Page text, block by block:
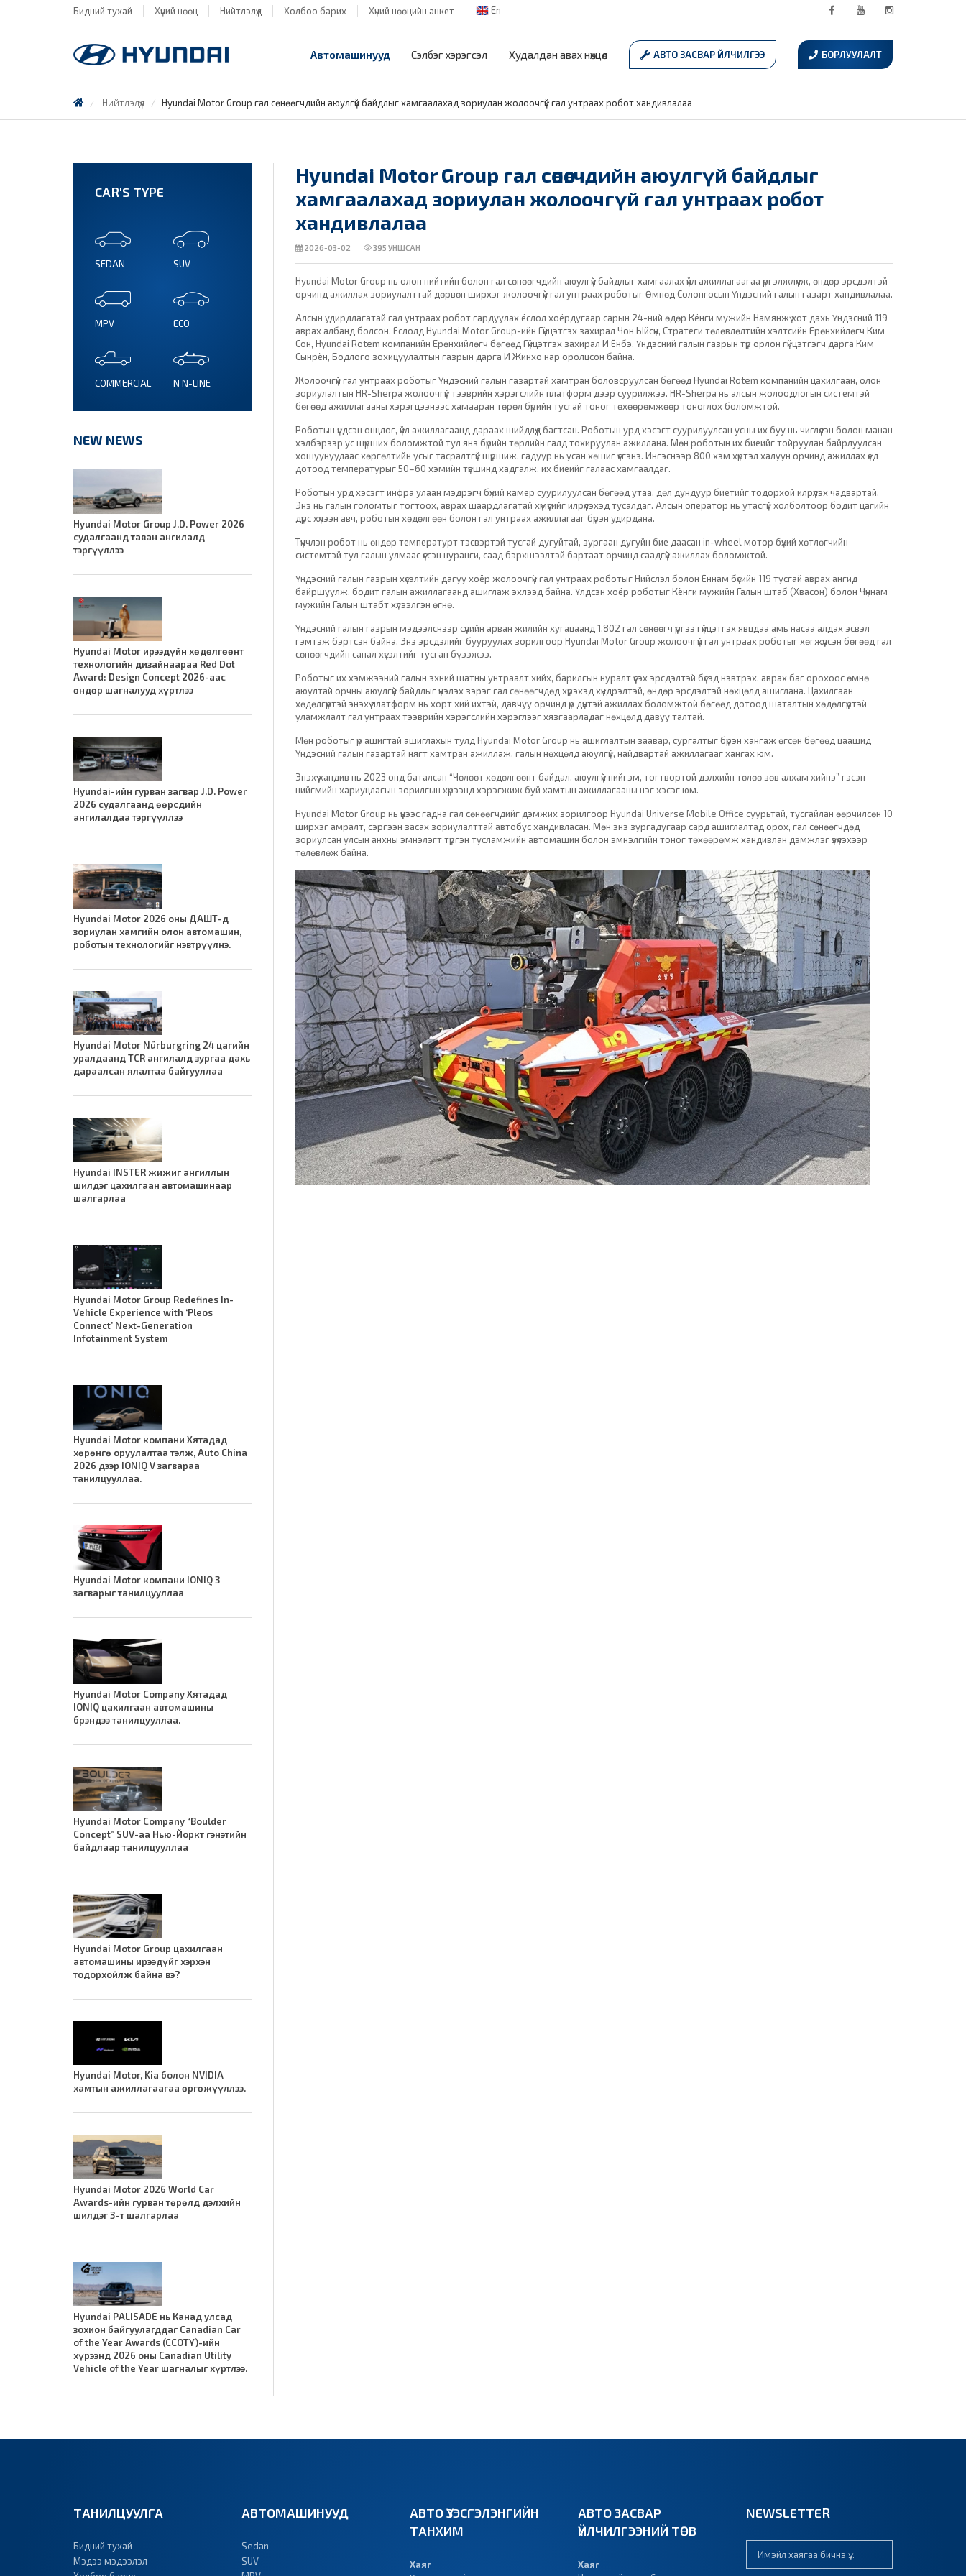
Бидний тухай Хүний нөөц Нийтлэлүүд Холбоо барих Хүний нөөцийн анкет
En
Автомашинууд Сэлбэг хэрэгсэл Худалдан авах нөхцөл АВТО ЗАСВАР ҮЙЛЧИЛГЭЭ БОРЛУУЛАЛТ
Нийтлэлүүд Hyundai Motor Group гал сөнөөгчдийн аюулгүй байдлыг хамгаалахад зориулан жолоочгүй гал унтраах робот хандивлалаа
Hyundai Motor Group гал сөнөөгчдийн аюулгүй байдлыг
хамгаалахад зориулан жолоочгүй гал унтраах робот
хандивлалаа
2026-03-02 395 УНШСАН
Hyundai Motor Group нь олон нийтийн болон гал сөнөөгчдийн аюулгүй байдлыг хамгаалах үйл ажиллагаагаа үргэлжлүүлж, өндөр эрсдэлтэй
орчинд ажиллах зориулалттай дөрвөн ширхэг жолоочгүй гал унтраах роботыг Өмнөд Солонгосын Үндэсний галын газарт хандивлалаа.
Алсын удирдлагатай гал унтраах робот гардуулах ёслол хоёрдугаар сарын 24-ний өдөр Кёнги мужийн Намянжү хот дахь Үндэсний 119
аврах албанд болсон. Ёслолд Hyundai Motor Group-ийн Гүйцэтгэх захирал Чон Ыйсүн, Стратеги төлөвлөлтийн хэлтсийн Ерөнхийлөгч Ким
Сон, Hyundai Rotem компанийн Ерөнхийлөгч бөгөөд Гүйцэтгэх захирал И Ёнбэ, Үндэсний галын газрын түр орлон гүйцэтгэгч дарга Ким
Сынрён, Бодлого зохицуулалтын газрын дарга И Жинхо нар оролцсон байна.
Жолоочгүй гал унтраах роботыг Үндэсний галын газартай хамтран боловсруулсан бөгөөд Hyundai Rotem компанийн цахилгаан, олон
зориулалтын HR-Sherpa жолоочгүй тээврийн хэрэгслийн платформ дээр суурилжээ. HR-Sherpa нь алсын жолоодлогын системтэй
бөгөөд ажиллагааны хэрэгцээнээс хамааран төрөл бүрийн тусгай тоног төхөөрөмжөөр тоноглох боломжтой.
Роботын үндсэн онцлог, үйл ажиллагаанд дараах шийдлүүд багтсан. Роботын урд хэсэгт суурилуулсан усны их буу нь чиглүүлэн болон манан
хэлбэрээр ус шүрших боломжтой тул янз бүрийн төрлийн галд тохируулан ажиллана. Мөн роботын их биеийг тойруулан байрлуулсан
хошуунуудаас хөргөлтийн усыг тасралтгүй шүршиж, гадуур нь усан хөшиг үүсгэнэ. Ингэснээр 800 хэм хүртэл халуун орчинд ажиллах үед
дотоод температурыг 50–60 хэмийн түвшинд хадгалж, их биеийг галаас хамгаалдаг.
Роботын урд хэсэгт инфра улаан мэдрэгч бүхий камер суурилуулсан бөгөөд утаа, дөл дундуур биетийг тодорхой илрүүлэх чадвартай.
Энэ нь галын голомтыг тогтоох, аврах шаардлагатай хүмүүсийг илрүүлэхэд тусалдаг. Алсын оператор нь утасгүй холболтоор бодит цагийн
дүрс хүлээн авч, роботын хөдөлгөөн болон гал унтраах ажиллагааг бүрэн удирдана.
Түүнчлэн робот нь өндөр температурт тэсвэртэй тусгай дугуйтай, зургаан дугуйн бие даасан in-wheel мотор бүхий хөтлөгчийн
системтэй тул галын улмаас үүссэн нуранги, саад бэрхшээлтэй бартаат орчинд саадгүй ажиллах боломжтой.
Үндэсний галын газрын хүсэлтийн дагуу хоёр жолоочгүй гал унтраах роботыг Нийслэл болон Ённам бүсийн 119 тусгай аврах ангид
байршуулж, бодит галын ажиллагаанд ашиглаж эхлээд байна. Үлдсэн хоёр роботыг Кёнги мужийн Галын штаб (Хвасон) болон Чүннам
мужийн Галын штабт хүлээлгэн өгнө.
Үндэсний галын газрын мэдээлснээр сүүлийн арван жилийн хугацаанд 1,802 гал сөнөөгч үүргээ гүйцэтгэх явцдаа амь насаа алдах эсвэл
гэмтэж бэртсэн байна. Энэ эрсдэлийг бууруулах зорилгоор Hyundai Motor Group жолоочгүй гал унтраах роботыг хөгжүүлсэн бөгөөд гал
сөнөөгчдийн санал хүсэлтийг тусган бүтээжээ.
Роботыг их хэмжээний галын эхний шатны унтраалт хийх, барилгын нуралт үүсэх эрсдэлтэй бүсэд нэвтрэх, аврах баг орохоос өмнө
аюултай орчны аюулгүй байдлыг үнэлэх зэрэг гал сөнөөгчдөд хүрэхэд хүндрэлтэй, өндөр эрсдэлтэй нөхцөлд ашиглана. Цахилгаан
хөдөлгүүртэй энэхүү платформ нь хорт хий ихтэй, давчуу орчинд үр дүнтэй ажиллах боломжтой бөгөөд дотоод шаталтын хөдөлгүүртэй
уламжлалт гал унтраах тээврийн хэрэгслийн хэрэглээг хязгаарладаг нөхцөлд давуу талтай.
Мөн роботыг үр ашигтай ашиглахын тулд Hyundai Motor Group нь ашиглалтын заавар, сургалтыг бүрэн хангаж өгсөн бөгөөд цаашид
Үндэсний галын газартай нягт хамтран ажиллаж, галын нөхцөлд аюулгүй, найдвартай ажиллагааг хангах юм.
Энэхүү хандив нь 2023 онд баталсан “Чөлөөт хөдөлгөөнт байдал, аюулгүй нийгэм, тогтвортой дэлхийн төлөө зөв алхам хийнэ” гэсэн
нийгмийн хариуцлагын зорилгын хүрээнд хэрэгжиж буй хамтын ажиллагааны нэг хэсэг юм.
Hyundai Motor Group нь үүнээс гадна гал сөнөөгчдийг дэмжих зорилгоор Hyundai Universe Mobile Office суурьтай, тусгайлан өөрчилсөн 10
ширхэг амралт, сэргээн засах зориулалттай автобус хандивласан. Мөн энэ зургадугаар сард ашиглалтад орох, гал сөнөөгчдөд
зориулсан улсын анхны эмнэлэгт түргэн тусламжийн автомашин болон эмнэлгийн тоног төхөөрөмж хандивлан дэмжлэг үзүүлэхээр
төлөвлөж байна.
CAR'S TYPE
SEDAN SUV
MPV ECO
COMMERCIAL N N-LINE
NEW NEWS
Hyundai Motor Group J.D. Power 2026
судалгаанд таван ангилалд
тэргүүллээ
Hyundai Motor ирээдүйн хөдөлгөөнт
технологийн дизайнаараа Red Dot
Award: Design Concept 2026-аас
өндөр шагналууд хүртлээ
Hyundai-ийн гурван загвар J.D. Power
2026 судалгаанд өөрсдийн
ангилалдаа тэргүүллээ
Hyundai Motor 2026 оны ДАШТ-д
зориулан хамгийн олон автомашин,
роботын технологийг нэвтрүүлнэ.
Hyundai Motor Nürburgring 24 цагийн
уралдаанд TCR ангилалд зургаа дахь
дараалсан ялалтаа байгууллаа
Hyundai INSTER жижиг ангиллын
шилдэг цахилгаан автомашинаар
шалгарлаа
Hyundai Motor Group Redefines In-
Vehicle Experience with ‘Pleos
Connect’ Next-Generation
Infotainment System
Hyundai Motor компани Хятадад
хөрөнгө оруулалтаа тэлж, Auto China
2026 дээр IONIQ V загвараа
танилцууллаа.
Hyundai Motor компани IONIQ 3
загварыг танилцууллаа
Hyundai Motor Company Хятадад
IONIQ цахилгаан автомашины
брэндээ танилцууллаа.
Hyundai Motor Company “Boulder
Concept” SUV-аа Нью-Йоркт гэнэтийн
байдлаар танилцууллаа
Hyundai Motor Group цахилгаан
автомашины ирээдүйг хэрхэн
тодорхойлж байна вэ?
Hyundai Motor, Kia болон NVIDIA
хамтын ажиллагаагаа өргөжүүллээ.
Hyundai Motor 2026 World Car
Awards-ийн гурван төрөлд дэлхийн
шилдэг 3-т шалгарлаа
Hyundai PALISADE нь Канад улсад
зохион байгуулагддаг Canadian Car
of the Year Awards (CCOTY)-ийн
хүрээнд 2026 оны Canadian Utility
Vehicle of the Year шагналыг хүртлээ.
ТАНИЛЦУУЛГА
Бидний тухай
Мэдээ мэдээлэл
АВТОМАШИНУУД
Sedan
SUV
АВТО ҮЗЭСГЭЛЭНГИЙН
ТАНХИМ
Хаяг
АВТО ЗАСВАР
ҮЙЛЧИЛГЭЭНИЙ ТӨВ
Хаяг
NEWSLETTER